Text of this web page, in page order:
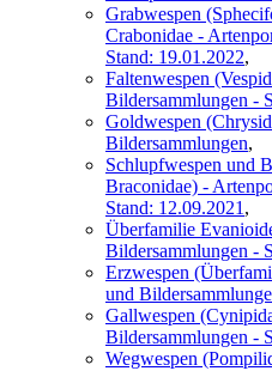
Grabwespen
Crabonidae -
Stand: 19.01.2022,
Faltenwespen
Bildersammlungen -
Goldwespen
Bildersammlungen,
Schlupfwespen und
Braconidae) -
Stand: 12.09.2021 ,
Überfamilie
Bildersammlungen -
Erzwespen
und
Gallwespen
Bildersammlungen -
Wegwespen